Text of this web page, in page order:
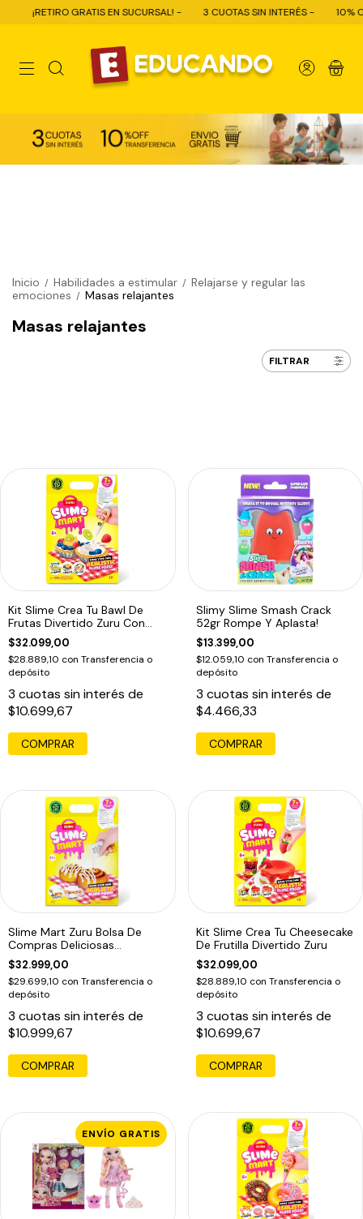
¡RETIRO GRATIS EN SUCURSAL! - 3 CUOTAS SIN INTERÉS - 10% OFF
0
Inicio / Habilidades a estimular / Relajarse y regular las
emociones / Masas relajantes
Masas relajantes
FILTRAR
Kit Slime Crea Tu Bawl De
Frutas Divertido Zuru Con
Embalaje Adicional
$32.099,00
$28.889,10 con Transferencia o
depósito
3 cuotas sin interés de
$10.699,67
Slimy Slime Smash Crack
52gr Rompe Y Aplasta!
$13.399,00
$12.059,10 con Transferencia o
depósito
3 cuotas sin interés de
$4.466,33
COMPRAR
Slime Mart Zuru Bolsa De
Compras Deliciosas
Creaciones
$32.999,00
$29.699,10 con Transferencia o
depósito
3 cuotas sin interés de
$10.999,67
COMPRAR
Kit Slime Crea Tu Cheesecake
De Frutilla Divertido Zuru
$32.099,00
$28.889,10 con Transferencia o
depósito
3 cuotas sin interés de
$10.699,67
ENVÍO GRATIS